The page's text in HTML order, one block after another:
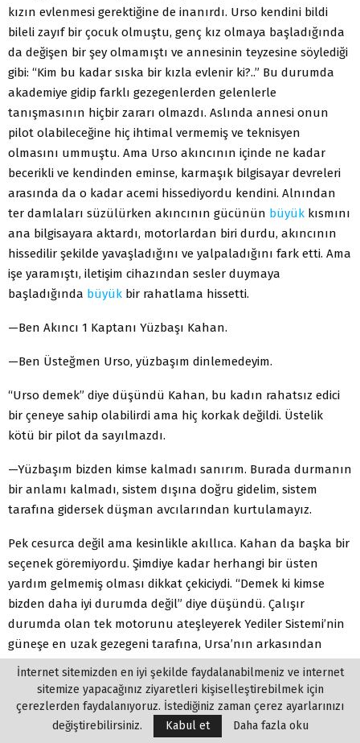
kızın evlenmesi gerektiğine de inanırdı. Urso kendini bildi
bileli zayıf bir çocuk olmuştu, genç kız olmaya başladığında
da değişen bir şey olmamıştı ve annesinin teyzesine söylediği
gibi: “Kim bu kadar sıska bir kızla evlenir ki?..” Bu durumda
akademiye gidip farklı gezegenlerden gelenlerle
tanışmasının hiçbir zararı olmazdı. Aslında annesi onun
pilot olabileceğine hiç ihtimal vermemiş ve teknisyen
olmasını ummuştu. Ama Urso akıncının içinde ne kadar
becerikli ve kendinden eminse, karmaşık bilgisayar devreleri
arasında da o kadar acemi hissediyordu kendini. Alnından
ter damlaları süzülürken akıncının gücünün büyük kısmını
ana bilgisayara aktardı, motorlardan biri durdu, akıncının
hissedilir şekilde yavaşladığını ve yalpaladığını fark etti. Ama
işe yaramıştı, iletişim cihazından sesler duymaya
başladığında büyük bir rahatlama hissetti.
—Ben Akıncı 1 Kaptanı Yüzbaşı Kahan.
—Ben Üsteğmen Urso, yüzbaşım dinlemedeyim.
“Urso demek” diye düşündü Kahan, bu kadın rahatsız edici
bir çeneye sahip olabilirdi ama hiç korkak değildi. Üstelik
kötü bir pilot da sayılmazdı.
—Yüzbaşım bizden kimse kalmadı sanırım. Burada durmanın
bir anlamı kalmadı, sistem dışına doğru gidelim, sistem
tarafına gidersek düşman avcılarından kurtulamayız.
Pek cesurca değil ama kesinlikle akıllıca. Kahan da başka bir
seçenek göremiyordu. Şimdiye kadar herhangi bir üsten
yardım gelmemiş olması dikkat çekiciydi. “Demek ki kimse
bizden daha iyi durumda değil” diye düşündü. Çalışır
durumda olan tek motorunu ateşleyerek Yediler Sistemi’nin
güneşe en uzak gezegeni tarafına, Ursa’nın arkasından
hareket etti. Tek motorla gitmek zor olacaktı, hızı çok
düşmüştü, üstelik akıncınınbütüngücünü gemiyi hareket
halinde tutmak için kullanıyordu. Yani her tür saldırıya
açıktı. Tek umudu bir üs gemisiyle karşılaşmaktı. Ancak
İnternet sitemizden en iyi şekilde faydalanabilmeniz ve internet
sitemize yapacağınız ziyaretleri kişiselleştirebilmek için
çerezlerden faydalanıyoruz. İstediğiniz zaman çerez ayarlarınızı
değiştirebilirsiniz.
Kabul et Daha fazla oku